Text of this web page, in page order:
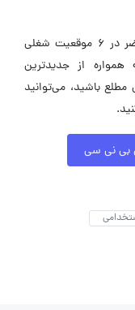
گروه بازرگانی بی نی سی در حال حاضر در ۶ موقعیت شغلی
از جدیدترین
باشید، می‌توانید
بی نی سی